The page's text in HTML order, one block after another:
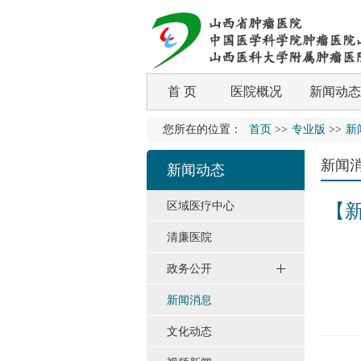
首 页 医院概况 新闻动态
您所在的位置： 首页 >> 专业版 >> 新
新闻动态
区域医疗中心
清廉医院
政务公开
新闻消息
文化动态
新闻
【